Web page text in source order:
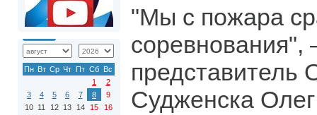
Пн Вт Ср Чт Пт Сб Вс
1
2
3
4 5 6 7 8
9
10 11 12 13 14 15
16
"Мы с пожара
соревнования",
Судженска